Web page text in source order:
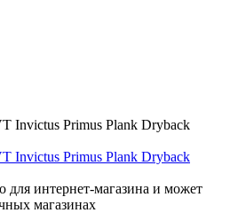
Invictus Primus Plank Dryback
для интернет-магазина и может
магазинах